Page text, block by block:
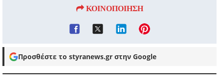
ΚΟΙΝΟΠΟΙΗΣΗ
Προσθέστε το styranews.gr στην Google